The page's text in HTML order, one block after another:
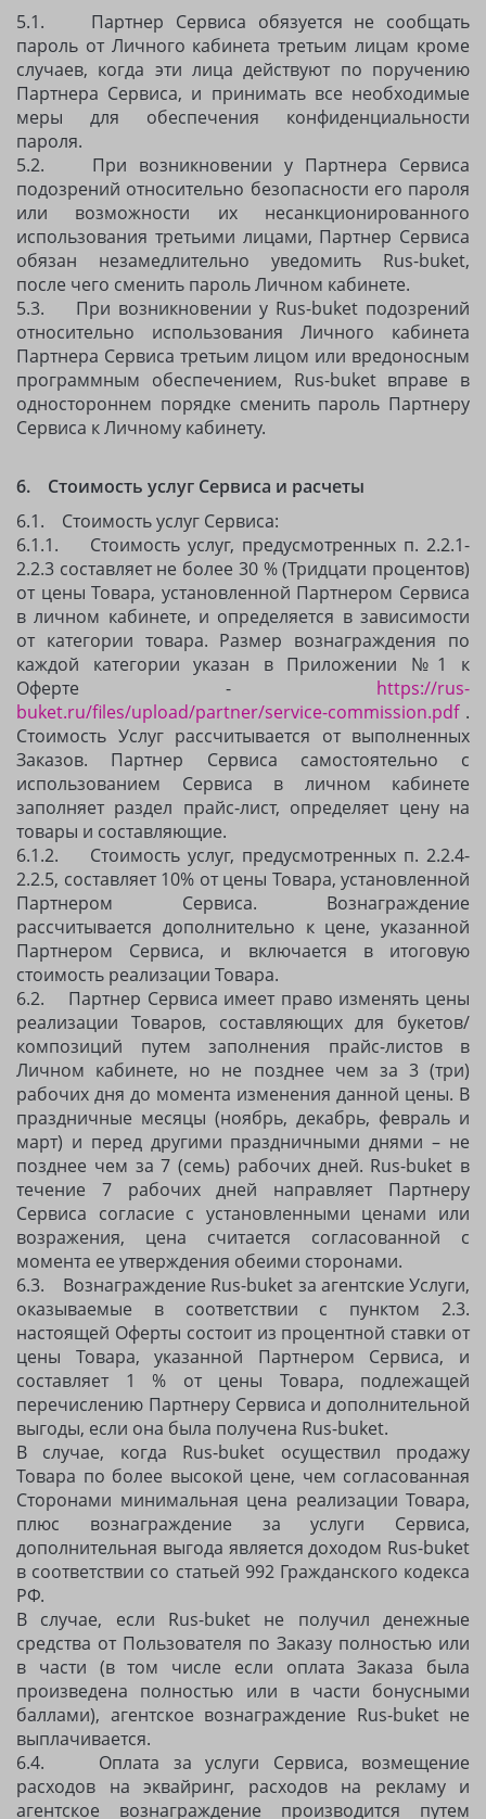
5.1. Партнер Сервиса обязуется не сообщать
пароль от Личного кабинета третьим лицам кроме
случаев, когда эти лица действуют по поручению
Партнера Сервиса, и принимать все необходимые
меры для обеспечения конфиденциальности
пароля.
5.2. При возникновении у Партнера Сервиса
подозрений относительно безопасности его пароля
или возможности их несанкционированного
использования третьими лицами, Партнер Сервиса
обязан незамедлительно уведомить Rus-buket,
после чего сменить пароль Личном кабинете.
5.3. При возникновении у Rus-buket подозрений
относительно использования Личного кабинета
Партнера Сервиса третьим лицом или вредоносным
программным обеспечением, Rus-buket вправе в
одностороннем порядке сменить пароль Партнеру
Сервиса к Личному кабинету.
6. Стоимость услуг Сервиса и расчеты
6.1. Стоимость услуг Сервиса:
6.1.1. Стоимость услуг, предусмотренных п. 2.2.1-
2.2.3 составляет не более 30 % (Тридцати процентов)
от цены Товара, установленной Партнером Сервиса
в личном кабинете, и определяется в зависимости
от категории товара. Размер вознаграждения по
каждой категории указан в Приложении №1 к
Оферте - https://rus-
buket.ru/files/upload/partner/service-commission.pdf.
Стоимость Услуг рассчитывается от выполненных
Заказов. Партнер Сервиса самостоятельно с
использованием Сервиса в личном кабинете
заполняет раздел прайс-лист, определяет цену на
товары и составляющие.
6.1.2. Стоимость услуг, предусмотренных п. 2.2.4-
2.2.5, составляет 10% от цены Товара, установленной
Партнером Сервиса. Вознаграждение
рассчитывается дополнительно к цене, указанной
Партнером Сервиса, и включается в итоговую
стоимость реализации Товара.
6.2. Партнер Сервиса имеет право изменять цены
реализации Товаров, составляющих для букетов/
композиций путем заполнения прайс-листов в
Личном кабинете, но не позднее чем за 3 (три)
рабочих дня до момента изменения данной цены. В
праздничные месяцы (ноябрь, декабрь, февраль и
март) и перед другими праздничными днями – не
позднее чем за 7 (семь) рабочих дней. Rus-buket в
течение 7 рабочих дней направляет Партнеру
Сервиса согласие с установленными ценами или
возражения, цена считается согласованной с
момента ее утверждения обеими сторонами.
6.3. Вознаграждение Rus-buket за агентские Услуги,
оказываемые в соответствии с пунктом 2.3.
настоящей Оферты состоит из процентной ставки от
цены Товара, указанной Партнером Сервиса, и
составляет 1 % от цены Товара, подлежащей
перечислению Партнеру Сервиса и дополнительной
выгоды, если она была получена Rus-buket.
В случае, когда Rus-buket осуществил продажу
Товара по более высокой цене, чем согласованная
Сторонами минимальная цена реализации Товара,
плюс вознаграждение за услуги Сервиса,
дополнительная выгода является доходом Rus-buket
в соответствии со статьей 992 Гражданского кодекса
РФ.
В случае, если Rus-buket не получил денежные
средства от Пользователя по Заказу полностью или
в части (в том числе если оплата Заказа была
произведена полностью или в части бонусными
баллами), агентское вознаграждение Rus-buket не
выплачивается.
6.4. Оплата за услуги Сервиса, возмещение
расходов на эквайринг, расходов на рекламу и
агентское вознаграждение производится путем